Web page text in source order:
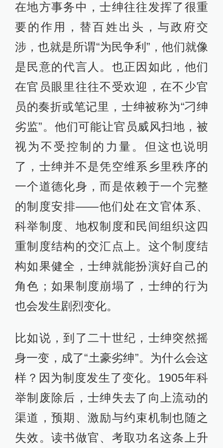
在地方事务中，士绅往往发挥了很重
要的作用，替百姓出头，与政府交
涉，也就是所谓“为民争利”，他们就像
是民意的代言人。也正因如此，他们
在官员眼里往往不受欢迎，在不少官
员的奏折或笔记里，士绅被称为“刁绅
劣监”。他们可能让官员威风扫地，被
视为不受控制的力量。但这也说明
了，士绅并不是凭空维系乡里秩序的
一个道德化身，而是依赖于一个完整
的制度安排——他们处在文官体系、
科举制度、地权制度和民间组织这四
重制度结构的交汇点上。这个制度结
构如果健全，士绅就能扮演好自己的
角色；如果制度崩塌了，士绅的行为
也会发生剧烈变化。
比如说，到了二十世纪，士绅突然摇
身一变，成了“土豪劣绅”。为什么会这
样？因为制度发生了变化。1905年科
举制废除后，士绅失去了向上流动的
渠道，预期、激励与约束机制也随之
失效。读书做官、考取功名这条上升